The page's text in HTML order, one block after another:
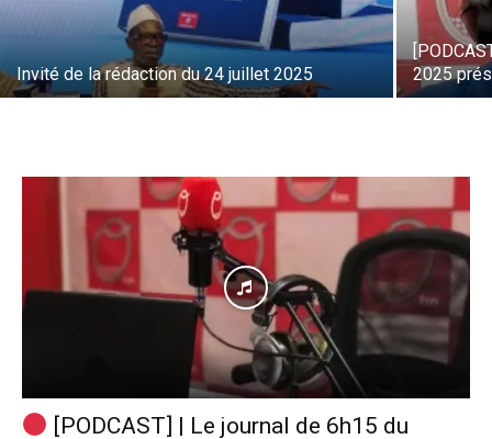
Invité de la rédaction du 24 juillet 2025
2025
[PODCAST] | Le journal de 6h15 du